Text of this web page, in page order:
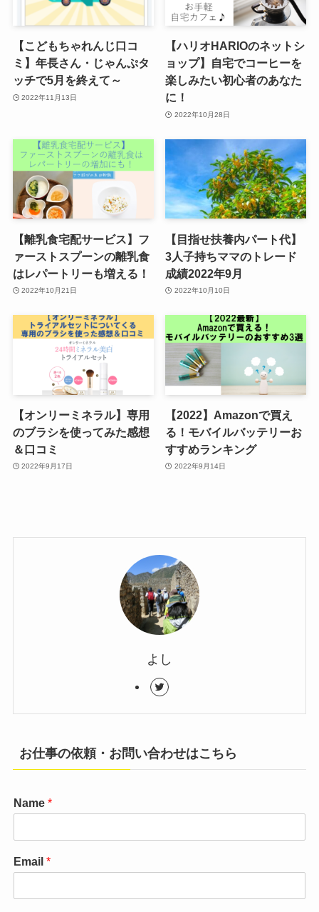
【こどもちゃれんじ口コ
ミ】年長さん・じゃんぷタ
ッチで5月を終えて～
2022年11月13日
【ハリオHARIOのネットシ
ョップ】自宅でコーヒーを
楽しみたい初心者のあなた
に！
2022年10月28日
【離乳食宅配サービス】フ
ァーストスプーンの離乳食
はレパートリーも増える！
2022年10月21日
【目指せ扶養内パート代】
3人子持ちママのトレード
成績2022年9月
2022年10月10日
【オンリーミネラル】専用
のブラシを使ってみた感想
＆口コミ
2022年9月17日
【2022】Amazonで買え
る！モバイルバッテリーお
すすめランキング
2022年9月14日
よし
お仕事の依頼・お問い合わせはこちら
Name *
Email *